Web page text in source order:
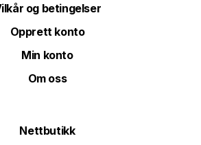
og betingelser
Opprett konto
Min konto
Om oss
Nettbutikk